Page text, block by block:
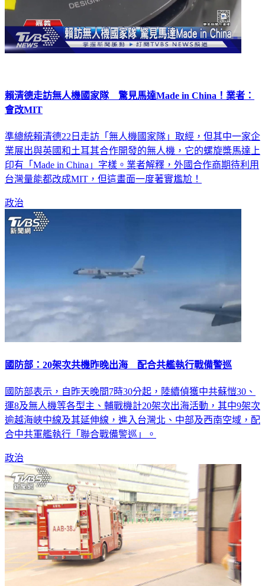
賴清德走訪無人機國家隊 驚見馬達Made in China！業者：
準總統賴清德22日走訪「無人機國家隊」取經，但其中一家企
業展出與英國和土耳其合作開發的無人機，它的螺旋槳馬達上
印有「Made in China」字樣。業者解釋，外國合作商期待利用
政治
國防部表示，自昨天晚間7時30分起，陸續偵獲中共蘇愷30、
運8及無人機等各型主、輔戰機計20架次出海活動，其中9架次
逾越海峽中線及其延伸線，進入台灣北、中部及西南空域，配
政治